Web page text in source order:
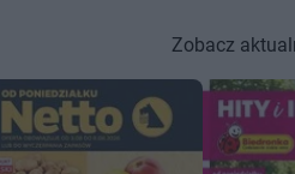
Zobacz